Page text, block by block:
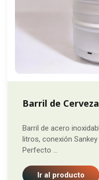
Barril de
Barril de acero
litros, conexión
Perfecto ...
Ir al producto